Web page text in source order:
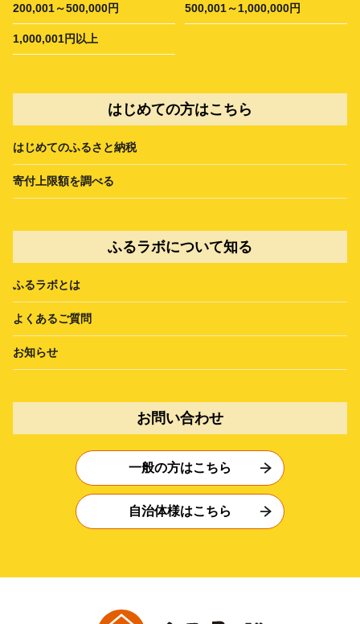
200,001～500,000円 500,001～1,000,000円
1,000,001円以上
はじめての方はこちら
はじめてのふるさと納税
寄付上限額を調べる
ふるラボについて知る
ふるラボとは
よくあるご質問
お知らせ
お問い合わせ
一般の方はこちら
自治体様はこちら